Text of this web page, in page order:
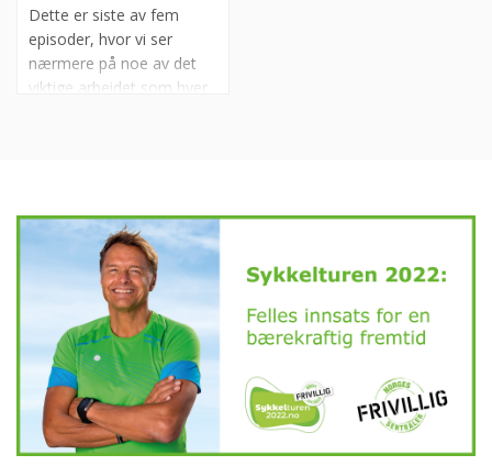
Dette er siste av fem
episoder, hvor vi ser
nærmere på noe av det
viktige arbeidet som hver
våre seniorer. I denne
episoden skal vi se
nærmere på hva hvordan
frivilligsentralene jobber
sammen med andre.